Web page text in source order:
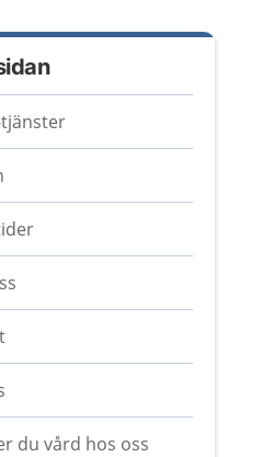
du vård hos oss